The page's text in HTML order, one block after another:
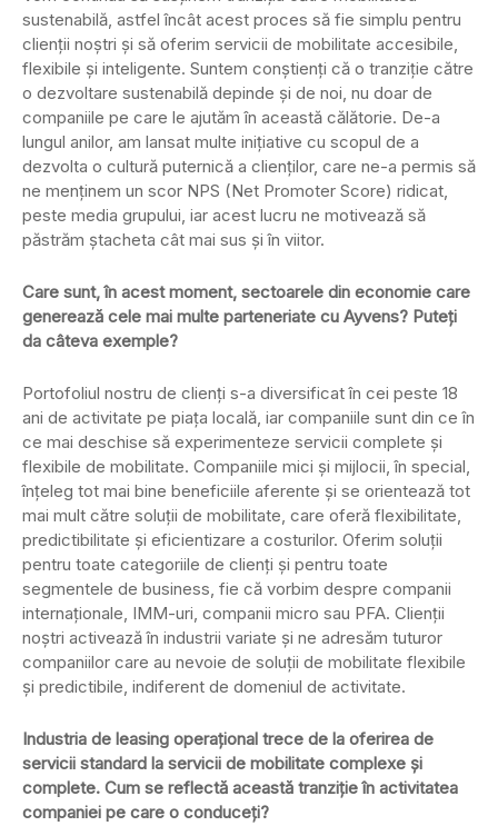
sustenabilă, astfel încât acest proces să fie simplu pentru
clienții noștri și să oferim servicii de mobilitate accesibile,
flexibile și inteligente. Suntem conștienți că o tranziție către
o dezvoltare sustenabilă depinde și de noi, nu doar de
companiile pe care le ajutăm în această călătorie. De-a
lungul anilor, am lansat multe inițiative cu scopul de a
dezvolta o cultură puternică a clienților, care ne-a permis să
ne menținem un scor NPS (Net Promoter Score) ridicat,
peste media grupului, iar acest lucru ne motivează să
păstrăm ștacheta cât mai sus și în viitor.
Care sunt, în acest moment, sectoarele din economie care
generează cele mai multe parteneriate cu Ayvens? Puteți
da câteva exemple?
Portofoliul nostru de clienți s-a diversificat în cei peste 18
ani de activitate pe piața locală, iar companiile sunt din ce în
ce mai deschise să experimenteze servicii complete și
flexibile de mobilitate. Companiile mici și mijlocii, în special,
înțeleg tot mai bine beneficiile aferente și se orientează tot
mai mult către soluții de mobilitate, care oferă flexibilitate,
predictibilitate și eficientizare a costurilor. Oferim soluții
pentru toate categoriile de clienți și pentru toate
segmentele de business, fie că vorbim despre companii
internaționale, IMM-uri, companii micro sau PFA. Clienții
noștri activează în industrii variate și ne adresăm tuturor
companiilor care au nevoie de soluții de mobilitate flexibile
și predictibile, indiferent de domeniul de activitate.
Industria de leasing operațional trece de la oferirea de
servicii standard la servicii de mobilitate complexe și
complete. Cum se reflectă această tranziție în activitatea
companiei pe care o conduceți?